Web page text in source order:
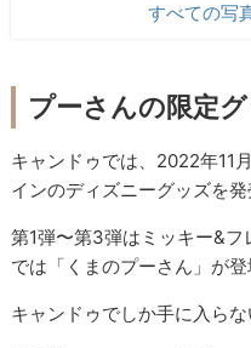
すべての写
プーさんの限定
キャンドゥでは、2022年11
インのディズニーグッズを発
第1弾〜第3弾はミッキー&
では「くまのプーさん」が登
キャンドゥでしか手に入らな